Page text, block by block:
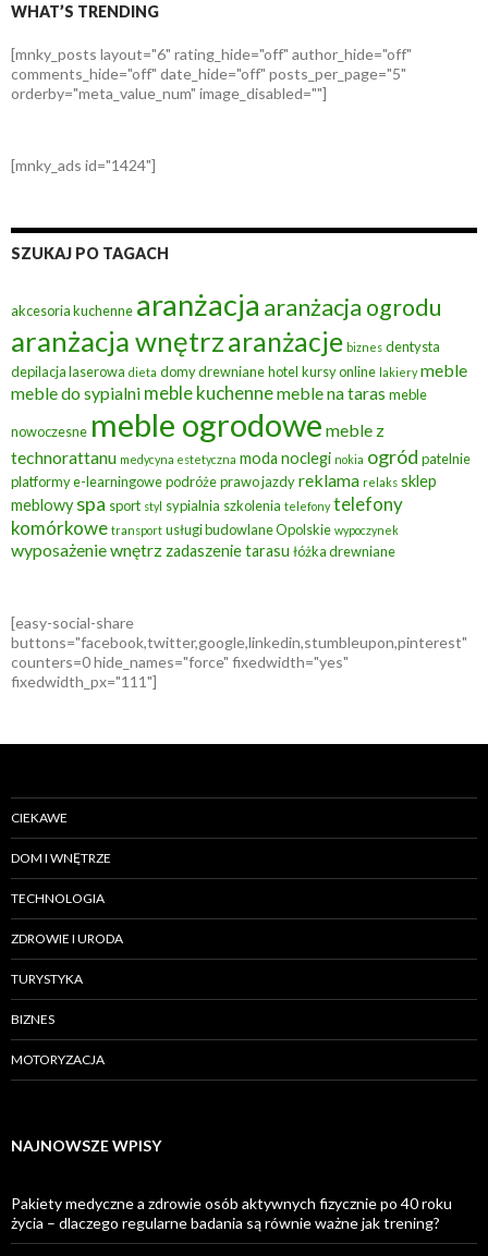
WHAT’S TRENDING
[mnky_posts layout="6" rating_hide="off" author_hide="off"
comments_hide="off" date_hide="off" posts_per_page="5"
orderby="meta_value_num" image_disabled=""]
[mnky_ads id="1424"]
SZUKAJ PO TAGACH
akcesoria kuchenne aranżacja aranżacja ogrodu
aranżacja wnętrzaranżacje biznes dentysta
depilacja laserowa dieta domy drewnianehotel kursy online lakiery meble
meble do sypialni meble kuchennemeble na taras meble
nowoczesne meble ogrodowe meble z
technorattanu medycyna estetyczna moda noclegi nokia ogród patelnie
platformy e-learningowepodróżeprawo jazdyreklama relaks sklep
meblowy spa sport styl sypialnia szkolenia telefony telefony
komórkowe transport usługi budowlane Opolskie wypoczynek
wyposażenie wnętrz zadaszenie tarasu łóżka drewniane
[easy-social-share
buttons="facebook,twitter,google,linkedin,stumbleupon,pinterest"
counters=0 hide_names="force" fixedwidth="yes"
fixedwidth_px="111"]
CIEKAWE
DOM I WNĘTRZE
TECHNOLOGIA
ZDROWIE I URODA
TURYSTYKA
BIZNES
MOTORYZACJA
NAJNOWSZE WPISY
Pakiety medyczne a zdrowie osób aktywnych fizycznie po 40 roku
życia – dlaczego regularne badania są równie ważne jak trening?